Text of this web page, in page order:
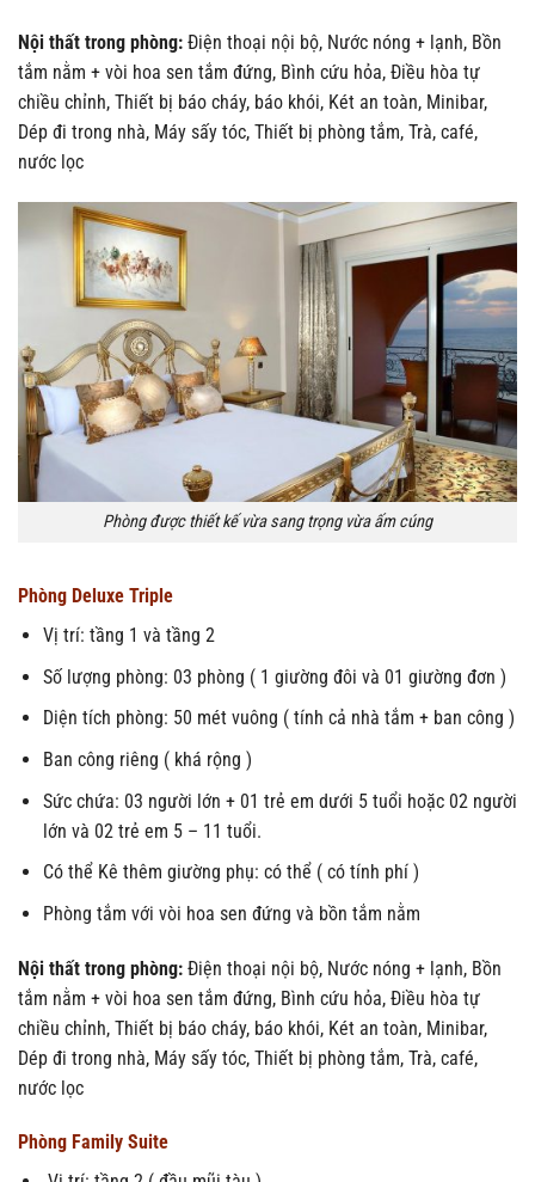
Nội thất trong phòng: Điện thoại nội bộ, Nước nóng + lạnh, Bồn
tắm nằm + vòi hoa sen tắm đứng, Bình cứu hỏa, Điều hòa tự
chiều chỉnh, Thiết bị báo cháy, báo khói, Két an toàn, Minibar,
Dép đi trong nhà, Máy sấy tóc, Thiết bị phòng tắm, Trà, café,
nước lọc
Phòng được thiết kế vừa sang trọng vừa ấm cúng
Phòng Deluxe Triple
Vị trí: tầng 1 và tầng 2
Số lượng phòng: 03 phòng ( 1 giường đôi và 01 giường đơn )
Diện tích phòng: 50 mét vuông ( tính cả nhà tắm + ban công )
Ban công riêng ( khá rộng )
Sức chứa: 03 người lớn + 01 trẻ em dưới 5 tuổi hoặc 02 người
lớn và 02 trẻ em 5 – 11 tuổi.
Có thể Kê thêm giường phụ: có thể ( có tính phí )
Phòng tắm với vòi hoa sen đứng và bồn tắm nằm
Nội thất trong phòng: Điện thoại nội bộ, Nước nóng + lạnh, Bồn
tắm nằm + vòi hoa sen tắm đứng, Bình cứu hỏa, Điều hòa tự
chiều chỉnh, Thiết bị báo cháy, báo khói, Két an toàn, Minibar,
Dép đi trong nhà, Máy sấy tóc, Thiết bị phòng tắm, Trà, café,
nước lọc
Phòng Family Suite